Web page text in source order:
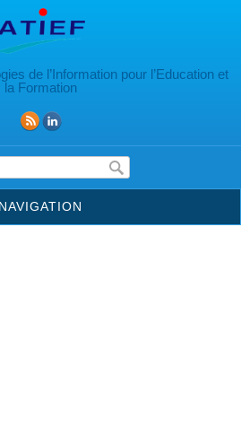
de l’Information pour l’Education et
la Formation
de recherche
NAVIGATION